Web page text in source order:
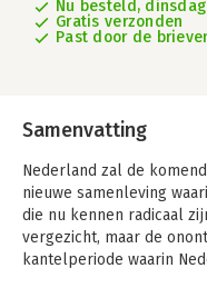
Nu besteld,
Gratis verzonden
Past door de
Samenvatting
Nederland zal de
nieuwe samenleving
die nu kennen radicaal
vergezicht, maar de
kantelperiode waarin